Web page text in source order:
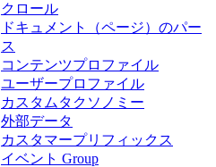
クロール
ドキュメント（ページ）のパー
ス
コンテンツプロファイル
ユーザープロファイル
カスタムタクソノミー
外部データ
カスタマープリフィックス
イベント Group